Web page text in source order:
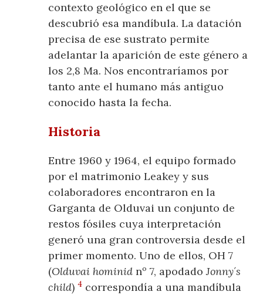
contexto geológico en el que se
descubrió esa mandíbula. La datación
precisa de ese sustrato permite
adelantar la aparición de este género a
los 2,8 Ma. Nos encontraríamos por
tanto ante el humano más antiguo
conocido hasta la fecha.
Historia
Entre 1960 y 1964, el equipo formado
por el matrimonio Leakey y sus
colaboradores encontraron en la
Garganta de Olduvai un conjunto de
restos fósiles cuya interpretación
generó una gran controversia desde el
primer momento. Uno de ellos, OH 7
(Olduvai hominid nº 7, apodadoJonny´s
child)4 correspondía a una mandíbula